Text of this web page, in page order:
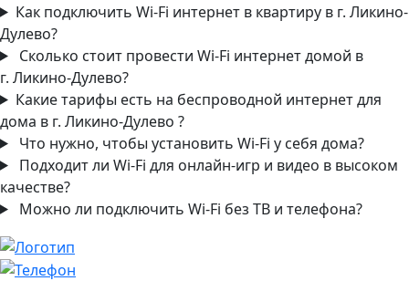
Как подключить Wi‑Fi интернет в квартиру в г. Ликино-
Дулево?
Сколько стоит провести Wi‑Fi интернет домой в
г. Ликино-Дулево?
Какие тарифы есть на беспроводной интернет для
дома в г. Ликино-Дулево ?
Что нужно, чтобы установить Wi‑Fi у себя дома?
Подходит ли Wi‑Fi для онлайн-игр и видео в высоком
качестве?
Можно ли подключить Wi‑Fi без ТВ и телефона?